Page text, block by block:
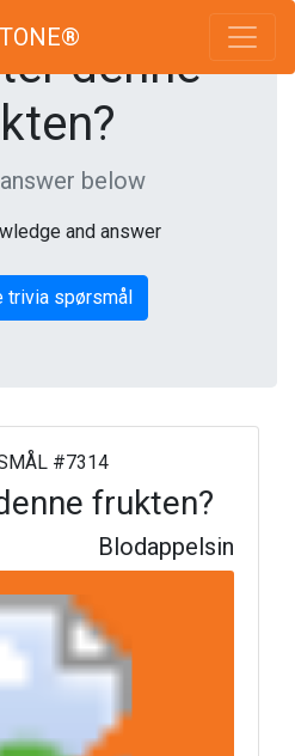
denne
below
and answer
trivia spørsmål
#7314
frukten?
Blodappelsin